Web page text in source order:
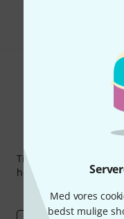
Med vores
bedst mulige
Tilmeld dig Thomann
held kan du vinde en
Inspirerende